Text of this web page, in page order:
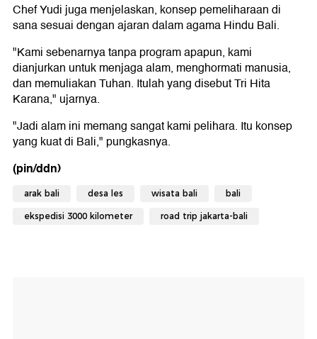
Chef Yudi juga menjelaskan, konsep pemeliharaan di
sana sesuai dengan ajaran dalam agama Hindu Bali.
"Kami sebenarnya tanpa program apapun, kami
dianjurkan untuk menjaga alam, menghormati manusia,
dan memuliakan Tuhan. Itulah yang disebut Tri Hita
Karana," ujarnya.
"Jadi alam ini memang sangat kami pelihara. Itu konsep
yang kuat di Bali," pungkasnya.
(pin/ddn)
arak bali desa les wisata bali bali
ekspedisi 3000 kilometer road trip jakarta-bali